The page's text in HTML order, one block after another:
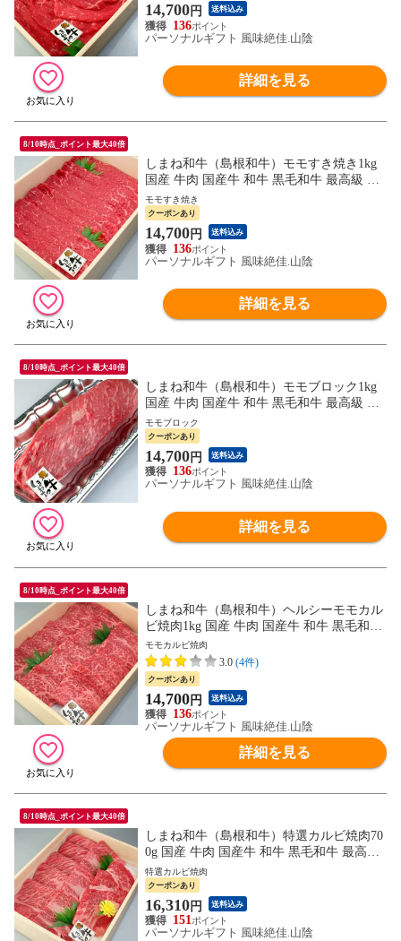
14,700円 送料込み
136
パーソナルギフト 風味絶佳.山陰
詳細を見る
8/10時点_ポイント最大40倍
しまね和牛（島根和牛）モモすき焼き1kg
国産 牛肉 国産牛 和牛 黒毛和牛 最高級 特
選 厳選 送料無料（北海道・沖縄を除く）
モモすき焼き
クーポンあり
14,700円 送料込み
136
パーソナルギフト 風味絶佳.山陰
詳細を見る
8/10時点_ポイント最大40倍
しまね和牛（島根和牛）モモブロック1kg
国産 牛肉 国産牛 和牛 黒毛和牛 最高級 特
選 厳選 送料無料（北海道・沖縄を除く）
モモブロック
クーポンあり
14,700円 送料込み
136
パーソナルギフト 風味絶佳.山陰
詳細を見る
8/10時点_ポイント最大40倍
しまね和牛（島根和牛）ヘルシーモモカル
ビ焼肉1kg 国産 牛肉 国産牛 和牛 黒毛和牛
最高級 特選 厳選 送料無料（北海道・沖縄
を除く）
モモカルビ焼肉
3.0 (4件)
クーポンあり
14,700円 送料込み
136
パーソナルギフト 風味絶佳.山陰
詳細を見る
8/10時点_ポイント最大40倍
しまね和牛（島根和牛）特選カルビ焼肉70
0g 国産 牛肉 国産牛 和牛 黒毛和牛 最高級
特選 厳選 送料無料（北海道・沖縄を除
く）
特選カルビ焼肉
クーポンあり
16,310円 送料込み
151
パーソナルギフト 風味絶佳.山陰